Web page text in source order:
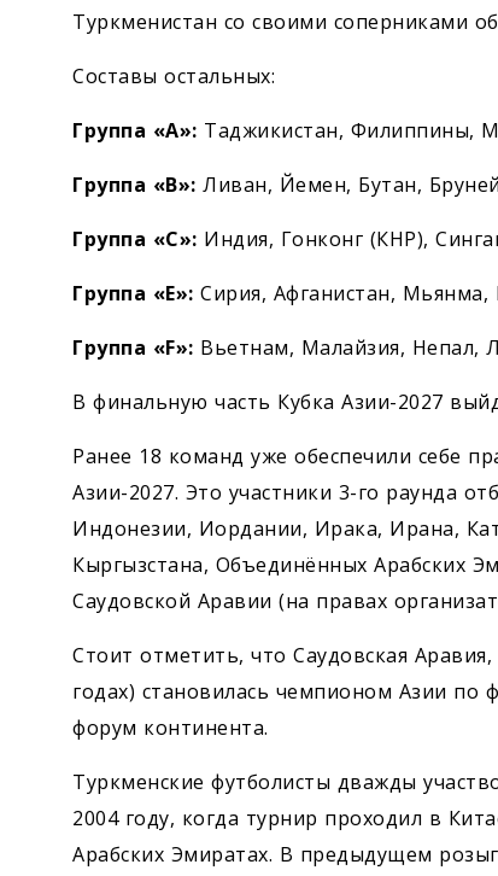
Туркменистан со своими соперниками
Составы остальных:
Группа «А»: Таджикистан, Филиппины,
Группа «В»: Ливан, Йемен, Бутан, Бруней
Группа «С»: Индия, Гонконг (КНР),
Группа «E»: Сирия, Афганистан, Мьянма,
Группа «F»: Вьетнам, Малайзия, Непал,
В финальную часть Кубка Азии-2027
Ранее 18 команд уже обеспечили себе
Азии-2027. Это участники 3-го раунда
Индонезии, Иордании, Ирака, Ирана,
Кыргызстана, Объединённых Арабских
Саудовской Аравии (на правах
Стоит отметить, что Саудовская
годах) становилась чемпионом Азии по
форум континента.
Туркменские футболисты дважды
2004 году, когда турнир проходил в
Арабских Эмиратах. В предыдущем